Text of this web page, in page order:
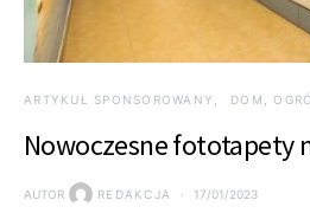
ARTYKUŁ SPONSOROWANY DOM,
Nowoczesne fototapety
AUTOR REDAKCJA 17/01/2023